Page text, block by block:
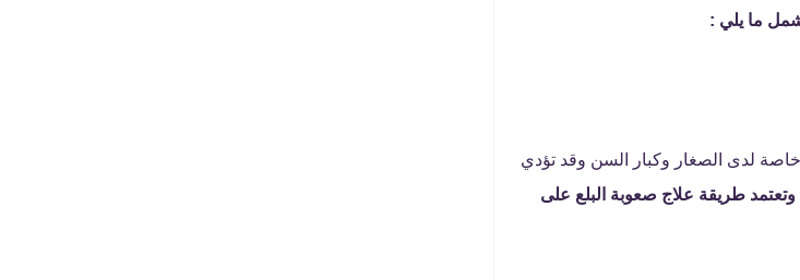
ما يلي :
لدى الصغار وكبار السن وقد تؤدي
وتعتمد طريقة علاج صعوبة البلع على